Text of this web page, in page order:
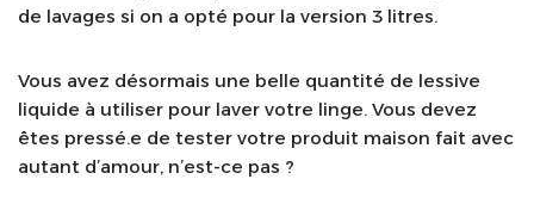
de lavages si on a opté pour la version 3 litres.
Vous avez désormais une belle quantité de lessive
liquide à utiliser pour laver votre linge. Vous devez
êtes pressé.e de tester votre produit maison fait avec
autant d’amour, n’est-ce pas ?